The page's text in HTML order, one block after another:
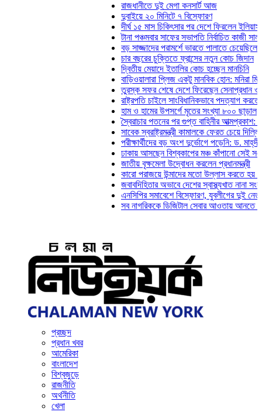
রাজধানীতে দুই মেগা কনসার্ট আজ
দুবাইয়ে ২০ মিনিটে ৭ বিস্ফোরণ
দীর্ঘ ১৫ মাস চিকিৎসার পর দেশে ফিরলেন ইলিয়াস কাঞ্চন
টানা পঞ্চমবার সাফের সভাপতি নির্বাচিত কাজী সালাহউদ্দিন
বড় সাজ্জাদের পরামর্শে ভারতে পালাতে চেয়েছিলেন ডেভিড
চার বছরের চুক্তিতে ফ্রান্সের নতুন কোচ জিদান
দ্বিতীয় মেয়াদে ইতালির কোচ হচ্ছেন মানচিনি
বাড়িওয়ালারা প্লিজ একটু মানবিক হোন: মনিরা মিঠু
তুরস্ক সফর শেষে দেশে ফিরেছেন সেনাপ্রধান ওয়াকার-উজ-
রাষ্ট্রপতি চাইলে সাংবিধানিকভাবে পদত্যাগ করতে পারেন:
হাম ও হামের উপসর্গে মৃতের সংখ্যা ৮০০ ছাড়াল
স্বৈরাচার পতনের পর গুপ্ত বাহিনীর আত্মপ্রকাশ: প্রধানমন্ত্রী
সাবেক স্বরাষ্ট্রমন্ত্রী কামালকে ফেরত চেয়ে দিল্লিকে চিঠি
পরীক্ষার্থীদের বড় অংশ দুর্ভোগে পড়েনি: ড. মাহ্‌দী আমিন
ঢাকায় আসছেন বিশ্বকাপের মঞ্চ কাঁপানো সেই সঞ্জয় দেব
জাতীয় বৃক্ষমেলা উদ্বোধন করলেন প্রধানমন্ত্রী
কারো পরাজয়ে উন্মাদের মতো উল্লাস করতে হয় না: চঞ্চল
জবাবদিহিতার অভাবে দেশের স্বাস্থ্যখাত নানা সংকটে
এনসিপির সমাবেশে বিস্ফোরণ, যুবলীগের দুই নেতাকর্মী
সব নাগরিককে ডিজিটাল সেবার আওতায় আনতে হবে:
প্রচ্ছদ
প্রধান খবর
আমেরিকা
বাংলাদেশ
বিশ্বজুড়ে
রাজনীতি
অর্থনীতি
খেলা